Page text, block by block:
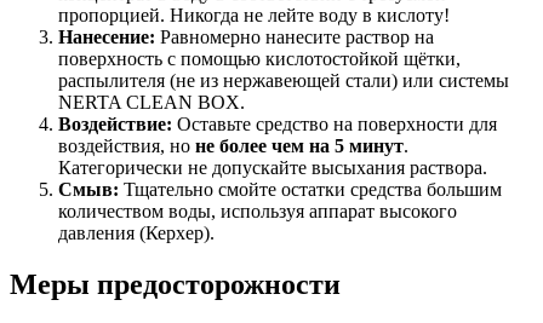
пропорцией. Никогда не лейте воду в кислоту!
Нанесение: Равномерно нанесите раствор на
поверхность с помощью кислотостойкой щётки,
распылителя (не из нержавеющей стали) или системы
NERTA CLEAN BOX.
Воздействие: Оставьте средство на поверхности для
воздействия, но не более чем на 5 минут.
Категорически не допускайте высыхания раствора.
Смыв: Тщательно смойте остатки средства большим
количеством воды, используя аппарат высокого
давления (Керхер).
Меры предосторожности